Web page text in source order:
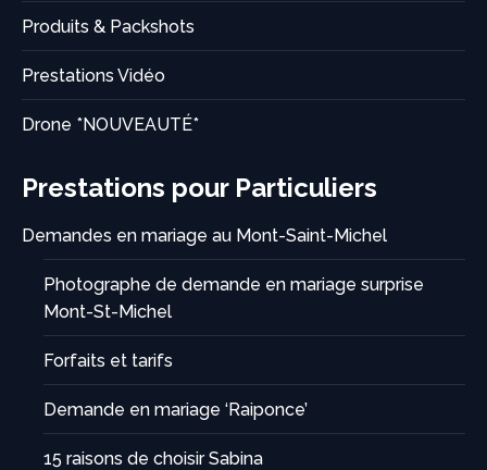
Produits & Packshots
Prestations Vidéo
Drone *NOUVEAUTÉ*
Prestations pour Particuliers
Demandes en mariage au Mont-Saint-Michel
Photographe de demande en mariage surprise
Mont-St-Michel
Forfaits et tarifs
Demande en mariage ‘Raiponce’
15 raisons de choisir Sabina